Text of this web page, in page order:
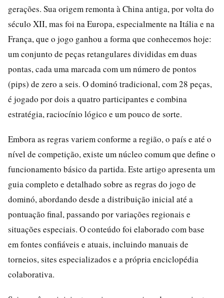
gerações. Sua origem remonta à China antiga, por volta do
século XII, mas foi na Europa, especialmente na Itália e na
França, que o jogo ganhou a forma que conhecemos hoje:
um conjunto de peças retangulares divididas em duas
pontas, cada uma marcada com um número de pontos
(pips) de zero a seis. O dominó tradicional, com 28 peças,
é jogado por dois a quatro participantes e combina
estratégia, raciocínio lógico e um pouco de sorte.
Embora as regras variem conforme a região, o país e até o
nível de competição, existe um núcleo comum que define o
funcionamento básico da partida. Este artigo apresenta um
guia completo e detalhado sobre as regras do jogo de
dominó, abordando desde a distribuição inicial até a
pontuação final, passando por variações regionais e
situações especiais. O conteúdo foi elaborado com base
em fontes confiáveis e atuais, incluindo manuais de
torneios, sites especializados e a própria enciclopédia
colaborativa.